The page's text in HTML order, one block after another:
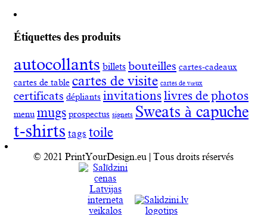
Étiquettes des produits
autocollants billets bouteilles cartes-cadeaux
cartes de table cartes de visite cartes de vœux
certificats dépliants invitationslivres de photos
menu mugs prospectus signets Sweats à capuche
t-shirts tags toile
© 2021 PrintYourDesign.eu | Tous droits réservés